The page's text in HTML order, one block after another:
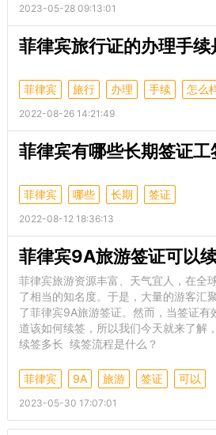
2023-05-28 09:13:01
菲律宾旅行证的办理手续
菲律宾 旅行 办理 手续 怎么
2022-08-26 14:21:49
菲律宾有哪些长期签证工
菲律宾 哪些 长期 签证
2022-08-12 18:36:13
菲律宾旅游资源丰富、天气宜人，在全
了相当的知名度。于是，大量的游客汇
了菲律宾9A旅游签证。然而，当签证有
道该如何续签，所以我们今天就来了解
续签多长 续签流程是什么？
菲律宾 9A 旅游 签证 可以
2023-05-30 17:07:01